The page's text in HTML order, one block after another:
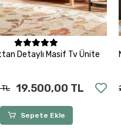
Sepete Ekle
Detaylı Masif Tv Ünite
19.500,00 TL
Sepete Ekle